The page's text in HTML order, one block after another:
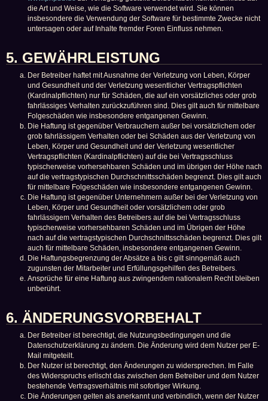
die Art und Weise, wie die Software verwendet wird. Sie können
insbesondere die Verwendung der Software für bestimmte Zwecke nicht
untersagen oder auf Inhalte fremder Foren Einfluss nehmen.
5. GEWÄHRLEISTUNG
Der Betreiber haftet mit Ausnahme der Verletzung von Leben, Körper
und Gesundheit und der Verletzung wesentlicher Vertragspflichten
(Kardinalpflichten) nur für Schäden, die auf ein vorsätzliches oder grob
fahrlässiges Verhalten zurückzuführen sind. Dies gilt auch für mittelbare
Folgeschäden wie insbesondere entgangenen Gewinn.
Die Haftung ist gegenüber Verbrauchern außer bei vorsätzlichem oder
grob fahrlässigem Verhalten oder bei Schäden aus der Verletzung von
Leben, Körper und Gesundheit und der Verletzung wesentlicher
Vertragspflichten (Kardinalpflichten) auf die bei Vertragsschluss
typischerweise vorhersehbaren Schäden und im übrigen der Höhe nach
auf die vertragstypischen Durchschnittsschäden begrenzt. Dies gilt auch
für mittelbare Folgeschäden wie insbesondere entgangenen Gewinn.
Die Haftung ist gegenüber Unternehmern außer bei der Verletzung von
Leben, Körper und Gesundheit oder vorsätzlichem oder grob
fahrlässigem Verhalten des Betreibers auf die bei Vertragsschluss
typischerweise vorhersehbaren Schäden und im Übrigen der Höhe
nach auf die vertragstypischen Durchschnittsschäden begrenzt. Dies gilt
auch für mittelbare Schäden, insbesondere entgangenen Gewinn.
Die Haftungsbegrenzung der Absätze a bis c gilt sinngemäß auch
zugunsten der Mitarbeiter und Erfüllungsgehilfen des Betreibers.
Ansprüche für eine Haftung aus zwingendem nationalem Recht bleiben
unberührt.
6. ÄNDERUNGSVORBEHALT
Der Betreiber ist berechtigt, die Nutzungsbedingungen und die
Datenschutzerklärung zu ändern. Die Änderung wird dem Nutzer per E-
Mail mitgeteilt.
Der Nutzer ist berechtigt, den Änderungen zu widersprechen. Im Falle
des Widerspruchs erlischt das zwischen dem Betreiber und dem Nutzer
bestehende Vertragsverhältnis mit sofortiger Wirkung.
Die Änderungen gelten als anerkannt und verbindlich, wenn der Nutzer